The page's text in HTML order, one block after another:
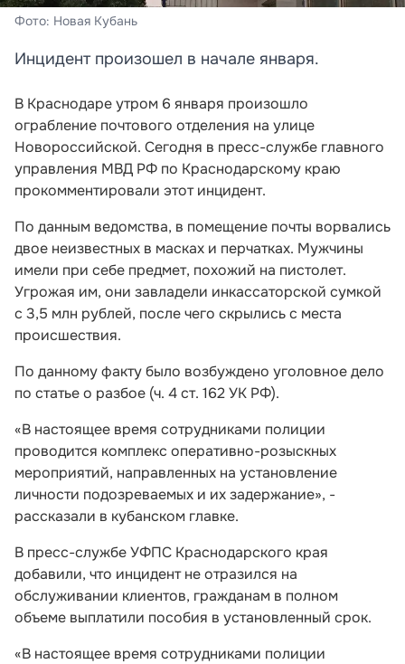
Фото: Новая Кубань
Инцидент произошел в начале января.
В Краснодаре утром 6 января произошло
ограбление почтового отделения на улице
Новороссийской. Сегодня в пресс-службе главного
управления МВД РФ по Краснодарскому краю
прокомментировали этот инцидент.
По данным ведомства, в помещение почты ворвались
двое неизвестных в масках и перчатках. Мужчины
имели при себе предмет, похожий на пистолет.
Угрожая им, они завладели инкассаторской сумкой
с 3,5 млн рублей, после чего скрылись с места
происшествия.
По данному факту было возбуждено уголовное дело
по статье о разбое (ч. 4 ст. 162 УК РФ).
«В настоящее время сотрудниками полиции
проводится комплекс оперативно-розыскных
мероприятий, направленных на установление
личности подозреваемых и их задержание», -
рассказали в кубанском главке.
В пресс-службе УФПС Краснодарского края
добавили, что инцидент не отразился на
обслуживании клиентов, гражданам в полном
объеме выплатили пособия в установленный срок.
«В настоящее время сотрудниками полиции